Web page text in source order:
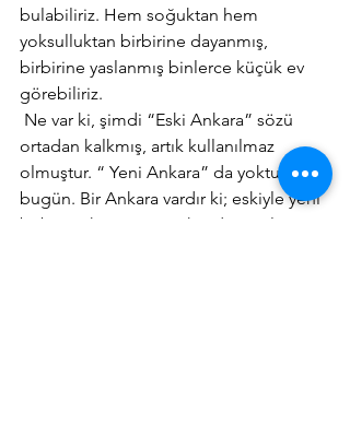
bulabiliriz. Hem soğuktan hem
yoksulluktan birbirine dayanmış,
birbirine yaslanmış binlerce küçük ev
görebiliriz.
Ne var ki, şimdi “Eski Ankara” sözü
ortadan kalkmış, artık kullanılmaz
olmuştur. “ Yeni Ankara” da yoktur
bugün. Bir Ankara vardır ki; eskiyle yeni
birbirine karışmış, “Eski” de yeniler